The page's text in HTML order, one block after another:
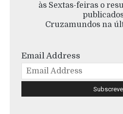
às Sextas-feiras o
Cruzamundos na
Email Address